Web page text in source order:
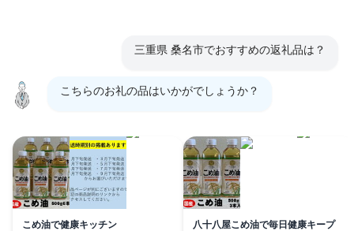
三重県 桑名市でおすすめの返礼品は？
こちらのお礼の品はいかがでしょうか？
こめ油で健康キッチン
八十八屋こめ油で毎日健康キープ